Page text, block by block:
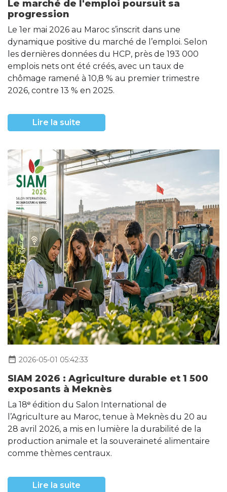
Le marché de l'emploi poursuit sa
progression
Le 1er mai 2026 au Maroc s’inscrit dans une
dynamique positive du marché de l’emploi. Selon
les dernières données du HCP, près de 193 000
emplois nets ont été créés, avec un taux de
chômage ramené à 10,8 % au premier trimestre
2026, contre 13 % en 2025.
Lire la suite
date_range 2026-05-01 05:42:33
SIAM 2026 : Agriculture durable et 1 500
exposants à Meknès
La 18ᵉ édition du Salon International de
l’Agriculture au Maroc, tenue à Meknès du 20 au
28 avril 2026, a mis en lumière la durabilité de la
production animale et la souveraineté alimentaire
comme thèmes centraux.
Lire la suite